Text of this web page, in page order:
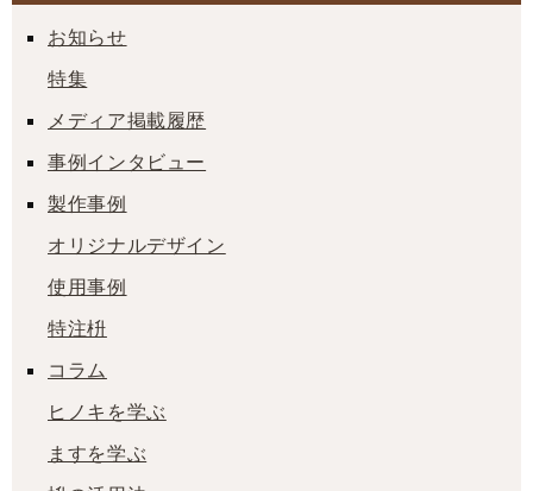
お知らせ
特集
メディア掲載履歴
事例インタビュー
製作事例
オリジナルデザイン
使用事例
特注枡
コラム
ヒノキを学ぶ
ますを学ぶ